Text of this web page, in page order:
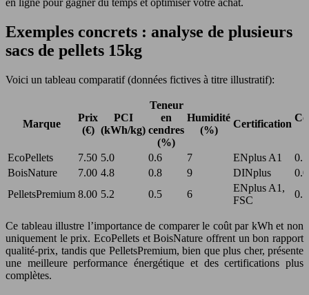
en ligne pour gagner du temps et optimiser votre achat.
Exemples concrets : analyse de plusieurs
sacs de pellets 15kg
Voici un tableau comparatif (données fictives à titre illustratif):
Marque
Prix
(€)
PCI
(kWh/kg)
Teneur
en
cendres
(%)
Humidité
(%)
Certification
EcoPellets 7.50 5.0 0.6 7 ENplus A1
BoisNature
7.00 4.8 0.8 9 DINplus
PelletsPremium 8.00 5.2 0.5 6
ENplus A1,
FSC
Ce tableau illustre l’importance de comparer le coût par kWh et non
uniquement le prix. EcoPellets et BoisNature offrent un bon rapport
qualité-prix, tandis que PelletsPremium, bien que plus cher, présente
une meilleure performance énergétique et des certifications plus
complètes.